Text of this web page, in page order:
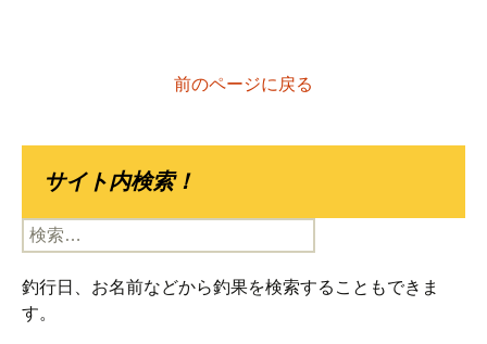
前のページに戻る
サイト内検索！
検
索:
釣行日、お名前などから釣果を検索することもできま
す。